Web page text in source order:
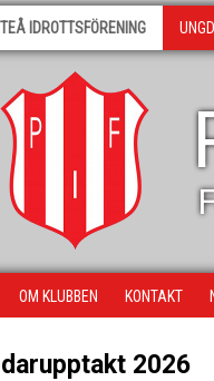
IDROTTSFÖRENING
OM KLUBBEN KONTAKT
2026